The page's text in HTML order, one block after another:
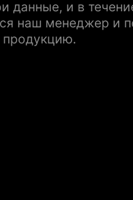
данные, и в
наш менеджер и